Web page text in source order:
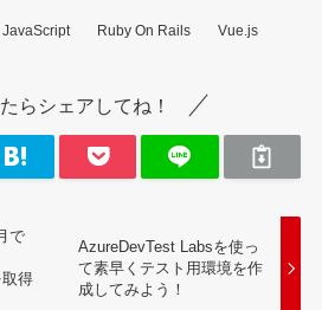
JavaScript Ruby On Rails Vue.js
らシェアしてね！
で
得
AzureDevTest Labsを使っ
て素早くテスト用環境を作
成してみよう！